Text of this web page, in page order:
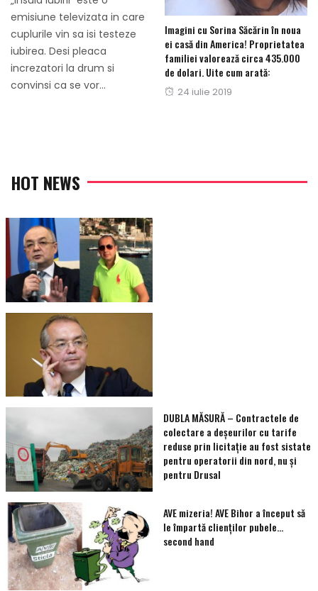
emisiune televizata in care
cuplurile vin sa isi testeze
iubirea. Desi pleaca
increzatori la drum si
convinsi ca se vor...
Imagini cu Sorina Săcărin în noua
ei casă din America! Proprietatea
familiei valorează circa 435.000
de dolari. Uite cum arată:
Posted
24 iulie 2019
HOT NEWS
DUBLA MĂSURĂ – Contractele de
colectare a deșeurilor cu tarife
reduse prin licitație au fost sistate
pentru operatorii din nord, nu și
pentru Drusal
AVE mizeria! AVE Bihor a început să
le împartă clienţilor pubele…
second hand